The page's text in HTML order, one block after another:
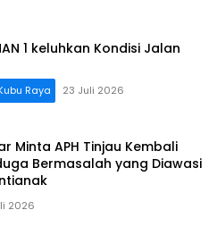
1 keluhkan Kondisi Jalan
Raya 23 Juli 2026
Minta APH Tinjau Kembali
Bermasalah yang Diawasi
2026